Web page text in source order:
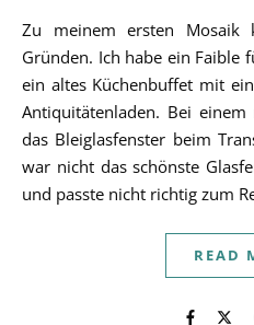
Zu meinem ersten Mosaik kam ich aus unerwarteten
Gründen. Ich habe ein
ein altes Küchenbuffet mit
Antiquitätenladen. Bei
das Bleiglasfenster beim
war nicht das schönste
und passte nicht richtig zum
READ